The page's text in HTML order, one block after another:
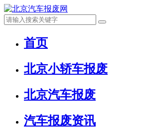
首页
北京小轿车报废
北京汽车报废
汽车报废资讯